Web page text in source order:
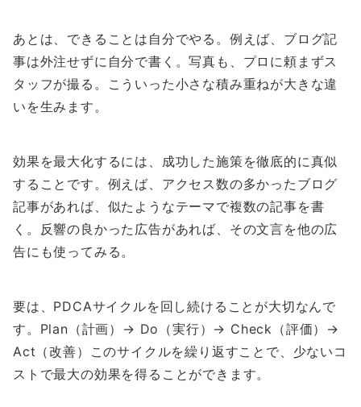
あとは、できることは自分でやる。例えば、ブログ記
事は外注せずに自分で書く。写真も、プロに頼まずス
タッフが撮る。こういった小さな積み重ねが大きな違
いを生みます。
効果を最大化するには、成功した施策を徹底的に真似
することです。例えば、アクセス数の多かったブログ
記事があれば、似たようなテーマで複数の記事を書
く。反響の良かった広告があれば、その文言を他の広
告にも使ってみる。
要は、PDCAサイクルを回し続けることが大切なんで
す。Plan（計画）→ Do（実行）→ Check（評価）→
Act（改善）このサイクルを繰り返すことで、少ないコ
ストで最大の効果を得ることができます。